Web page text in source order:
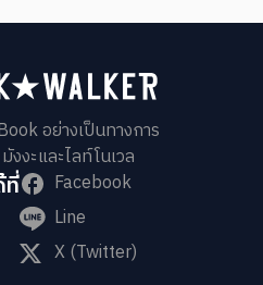
อย่างเป็นทางการ
งะและไลท์โนเวล
ที่
Facebook
Line
X (Twitter)